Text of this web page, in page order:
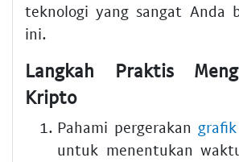
teknologi yang sangat Anda
ini.
Langkah Praktis
Kripto
Pahami pergerakan
untuk menentukan